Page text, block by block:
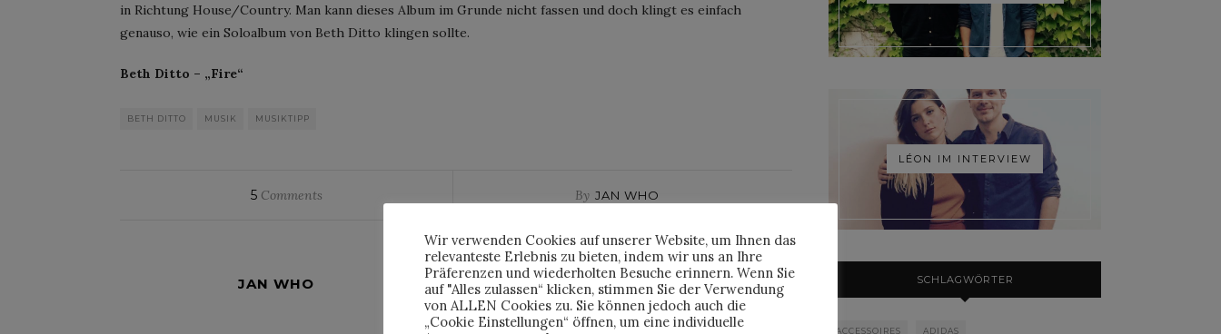
in Richtung House/Country. Man kann dieses Album im Grunde nicht fassen und doch klingt es einfach
genauso, wie ein Soloalbum von Beth Ditto klingen sollte.
Beth Ditto – „Fire“
BETH DITTO MUSIK MUSIKTIPP
5Comments By JAN WHO
JAN WHO
LÉON IM INTERVIEW
SCHLAGWÖRTER
ACCESSOIRES ADIDAS
Wir verwenden Cookies auf unserer Website, um Ihnen das
relevanteste Erlebnis zu bieten, indem wir uns an Ihre
Präferenzen und wiederholten Besuche erinnern. Wenn Sie
auf "Alles zulassen“ klicken, stimmen Sie der Verwendung
von ALLEN Cookies zu. Sie können jedoch auch die
„Cookie Einstellungen“ öffnen, um eine individuelle